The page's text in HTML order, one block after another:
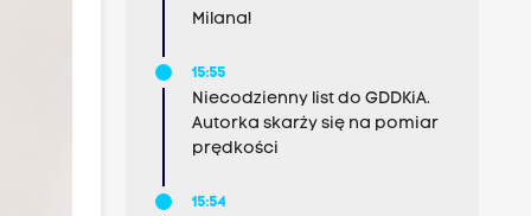
Milana!
15:55
Niecodzienny list do GDDKiA.
Autorka skarży się na pomiar
prędkości
15:54